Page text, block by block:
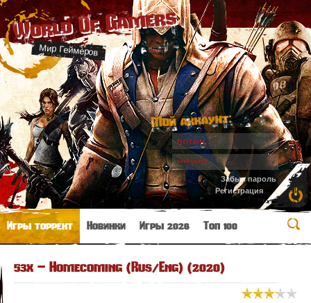
World Of Gamers
Мир Геймеров
Мой аккаунт:
Забыл пароль
Регистрация
Игры торрент Новинки Игры 2026 Топ 100
53x – Homecoming (Rus/Eng) (2020)